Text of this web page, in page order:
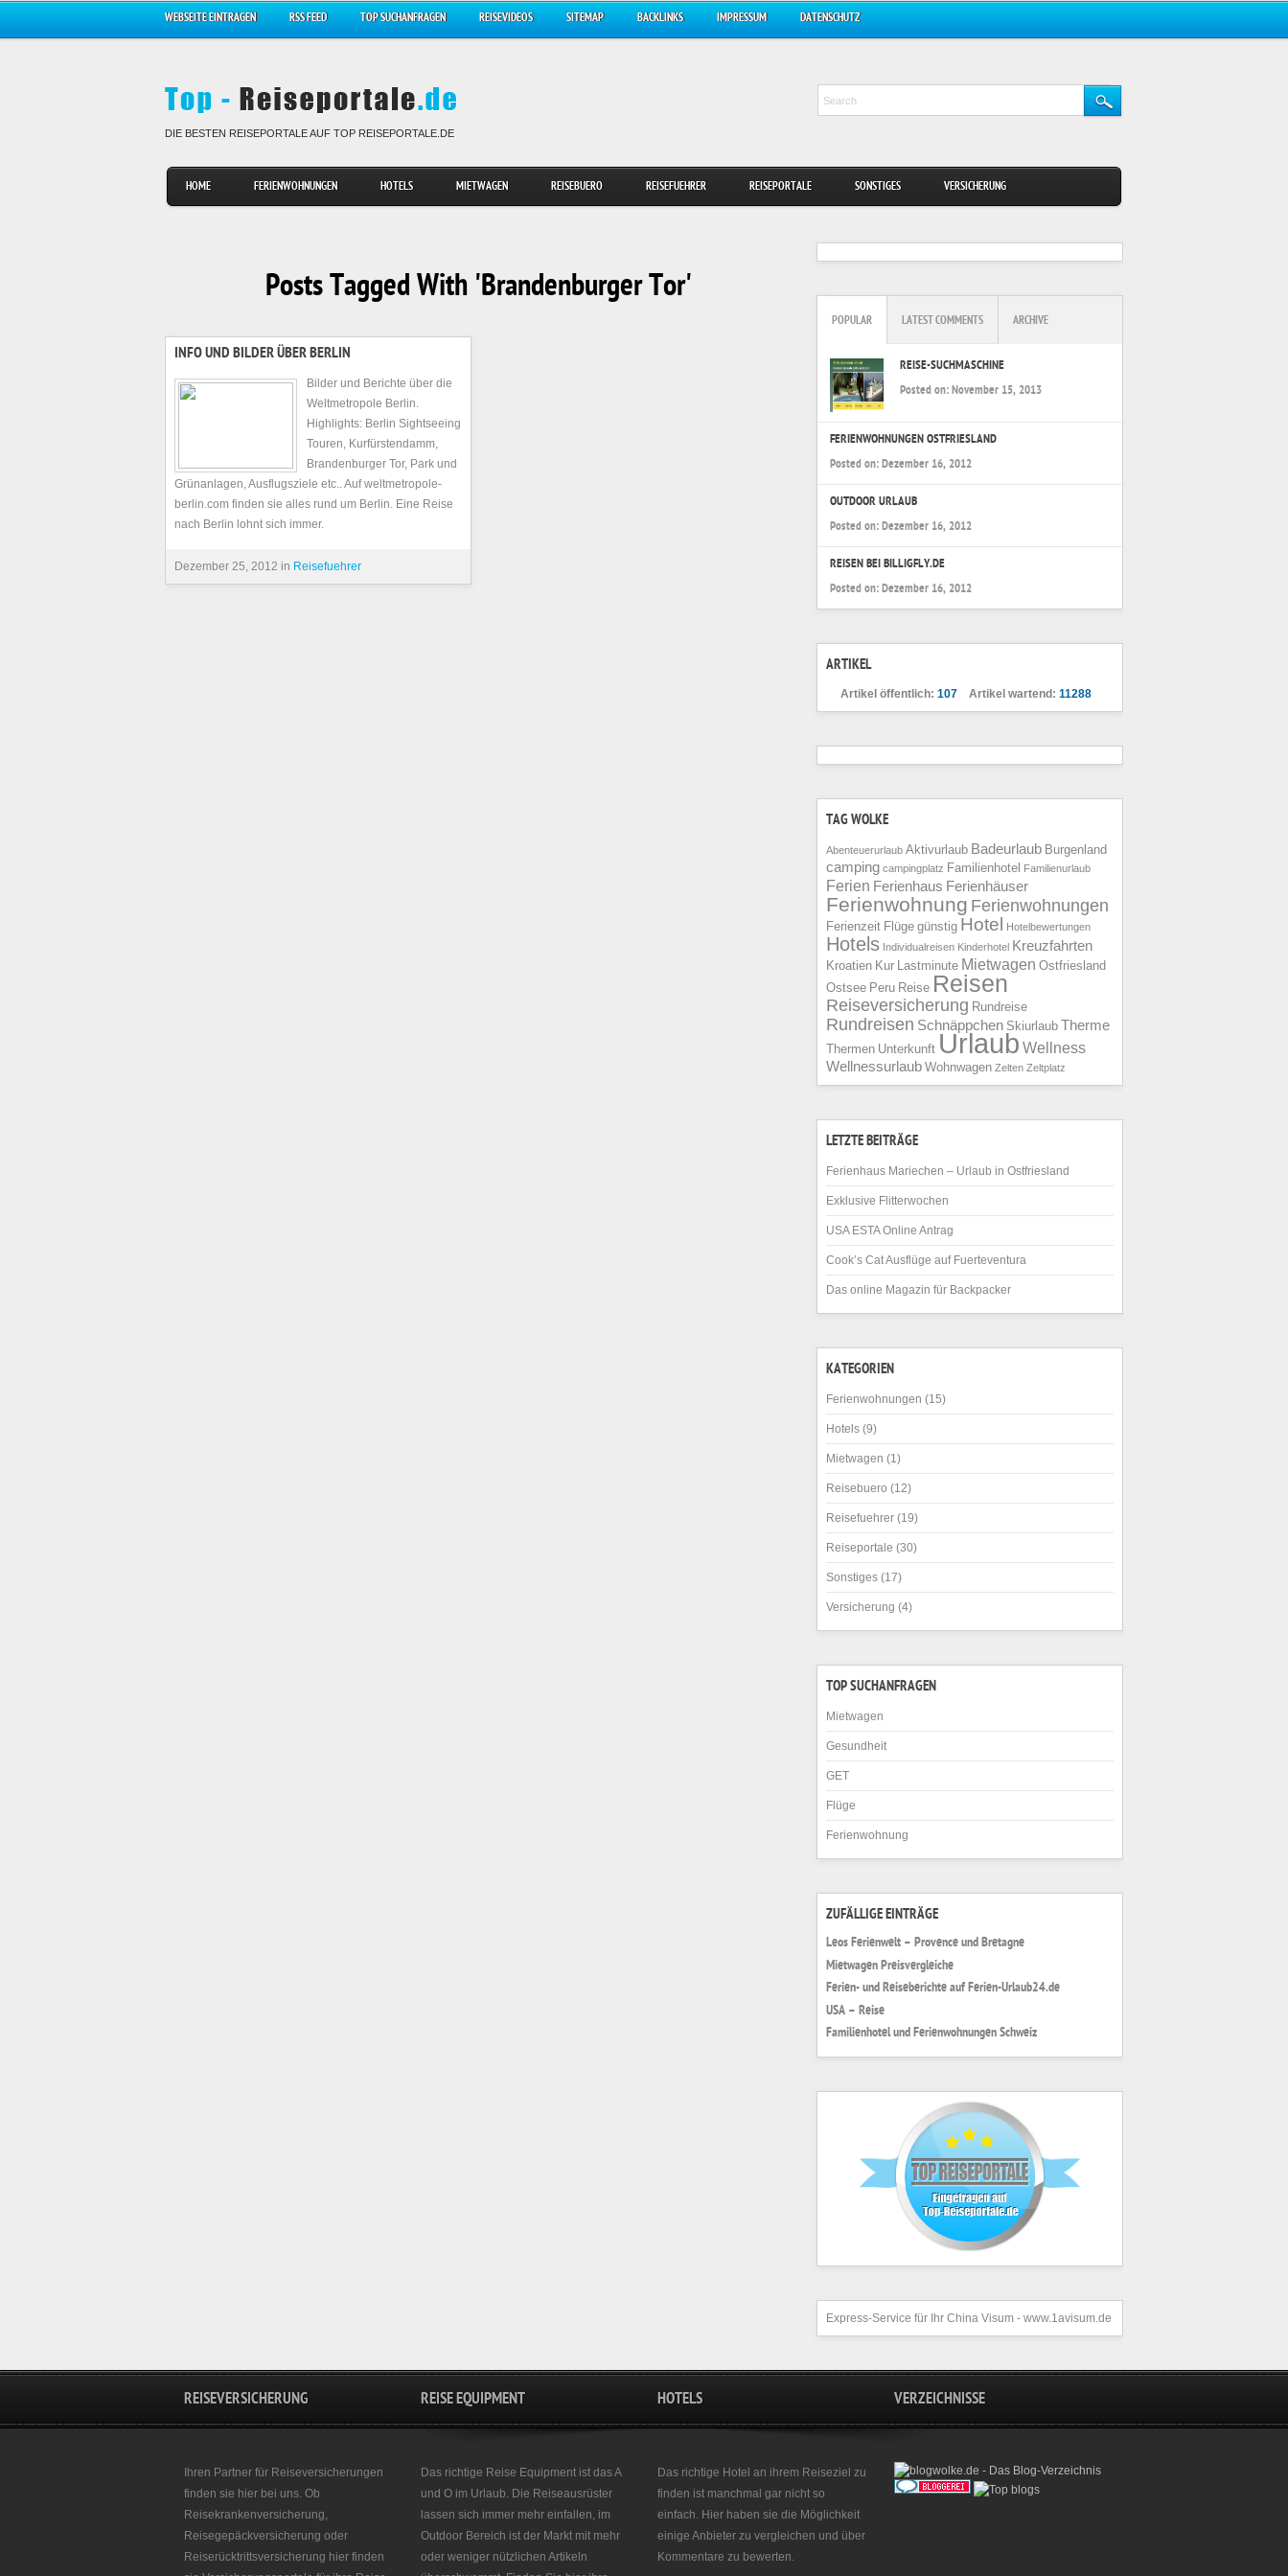
WEBSEITE EINTRAGEN RSS FEED TOP SUCHANFRAGEN REISEVIDEOS SITEMAP BACKLINKS IMPRESSUM DATENSCHUTZ
DIE BESTEN REISEPORTALE AUF TOP REISEPORTALE.DE
HOME FERIENWOHNUNGEN HOTELS MIETWAGEN REISEBUERO REISEFUEHRER REISEPORTALE SONSTIGES VERSICHERUNG
Posts Tagged With 'Brandenburger Tor'
INFO UND BILDER ÜBER BERLIN
Bilder und Berichte über die
Weltmetropole Berlin.
Highlights: Berlin Sightseeing
Touren, Kurfürstendamm,
Brandenburger Tor, Park und
Grünanlagen, Ausflugsziele etc.. Auf weltmetropole-
berlin.com finden sie alles rund um Berlin. Eine Reise
nach Berlin lohnt sich immer.
Dezember 25, 2012 in Reisefuehrer
POPULAR LATEST COMMENTS ARCHIVE
REISE-SUCHMASCHINE
Posted on: November 15, 2013
FERIENWOHNUNGEN OSTFRIESLAND
Posted on: Dezember 16, 2012
OUTDOOR URLAUB
Posted on: Dezember 16, 2012
REISEN BEI BILLIGFLY.DE
Posted on: Dezember 16, 2012
ARTIKEL
Artikel öffentlich: 107Artikel wartend: 11288
TAG WOLKE
Abenteuerurlaub Aktivurlaub Badeurlaub Burgenland
camping campingplatz Familienhotel Familienurlaub
Ferien Ferienhaus Ferienhäuser
Ferienwohnung Ferienwohnungen
Ferienzeit Flüge günstig Hotel Hotelbewertungen
Hotels Individualreisen Kinderhotel Kreuzfahrten
Kroatien Kur Lastminute Mietwagen Ostfriesland
Ostsee Peru Reise Reisen
Reiseversicherung Rundreise
Rundreisen Schnäppchen Skiurlaub Therme
Thermen Unterkunft Urlaub Wellness
Wellnessurlaub Wohnwagen Zelten Zeltplatz
LETZTE BEITRÄGE
Ferienhaus Mariechen – Urlaub in Ostfriesland
Exklusive Flitterwochen
USA ESTA Online Antrag
Cook’s Cat Ausflüge auf Fuerteventura
Das online Magazin für Backpacker
KATEGORIEN
Ferienwohnungen (15)
Hotels (9)
Mietwagen (1)
Reisebuero (12)
Reisefuehrer (19)
Reiseportale (30)
Sonstiges (17)
Versicherung (4)
TOP SUCHANFRAGEN
Mietwagen
Gesundheit
GET
Flüge
Ferienwohnung
ZUFÄLLIGE EINTRÄGE
Leos Ferienwelt – Provence und Bretagne
Mietwagen Preisvergleiche
Ferien- und Reiseberichte auf Ferien-Urlaub24.de
USA – Reise
Familienhotel und Ferienwohnungen Schweiz
Express-Service für Ihr China Visum - www.1avisum.de
REISEVERSICHERUNG
Ihren Partner für Reiseversicherungen
finden sie hier bei uns. Ob
Reisekrankenversicherung,
Reisegepäckversicherung oder
Reiserücktrittsversicherung hier finden
REISE EQUIPMENT
Das richtige Reise Equipment ist das A
und O im Urlaub. Die Reiseausrüster
lassen sich immer mehr einfallen, im
Outdoor Bereich ist der Markt mit mehr
oder weniger nützlichen Artikeln
HOTELS
Das richtige Hotel an ihrem Reiseziel zu
finden ist manchmal gar nicht so
einfach. Hier haben sie die Möglichkeit
einige Anbieter zu vergleichen und über
Kommentare zu bewerten.
VERZEICHNISSE